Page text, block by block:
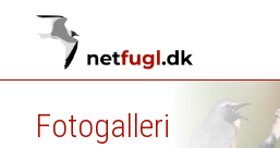
Fotogalleri